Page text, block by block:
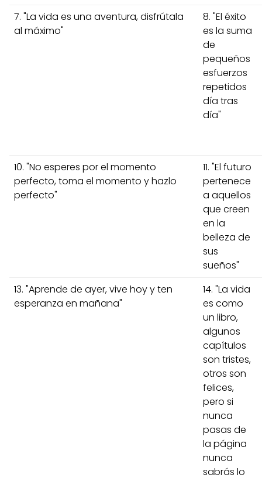
7. "La vida es una aventura, disfrútala
al máximo"
8. "El éxito
es la suma
de
pequeños
esfuerzos
repetidos
día tras
día"
10. "No esperes por el momento
perfecto, toma el momento y hazlo
perfecto"
11. "El futuro
pertenece
a aquellos
que creen
en la
belleza de
sus
sueños"
13. "Aprende de ayer, vive hoy y ten
esperanza en mañana"
14. "La vida
es como
un libro,
algunos
capítulos
son tristes,
otros son
felices,
pero si
nunca
pasas de
la página
nunca
sabrás lo